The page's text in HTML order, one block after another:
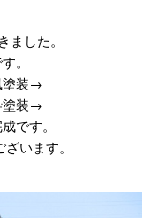
した。
。
塗装→
装→
です。
います。